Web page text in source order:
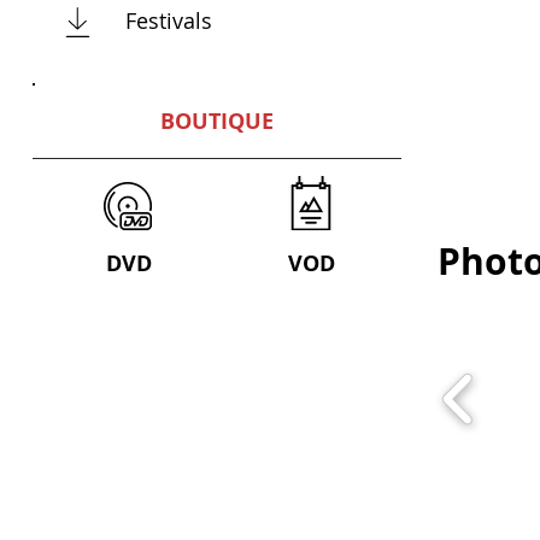
Festivals
BOUTIQUE
DVD VOD